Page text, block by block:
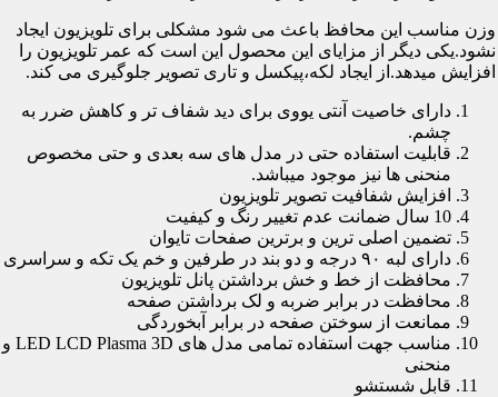
وزن مناسب این محافظ باعث می شود مشکلی برای تلویزیون ایجاد
نشود.یکی دیگر از مزایای این محصول این است که عمر تلویزیون را
افزایش میدهد.از ایجاد لکه،پیکسل و تاری تصویر جلوگیری می کند.
دارای خاصیت آنتی یووی برای دید شفاف تر و کاهش ضرر به
چشم.
قابلیت استفاده حتی در مدل های سه بعدی و حتی مخصوص
منحنی ها نیز موجود میباشد.
افزایش شفافیت تصویر تلویزیون
10 سال ضمانت عدم تغییر رنگ و کیفیت
تضمین اصلی ترین و برترین صفحات تایوان
دارای لبه ۹۰ درجه و دو بند در طرفین و خم یک تکه و سراسری
محافظت از خط و خش برداشتن پانل تلویزیون
محافظت در برابر ضربه و لک برداشتن صفحه
ممانعت از سوختن صفحه در برابر آبخوردگی
مناسب جهت استفاده تمامی مدل های LED LCD Plasma 3D و
منحنی
قابل شستشو